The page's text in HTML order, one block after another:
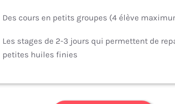
Des cours en petits groupes (4 élève
Les stages de 2-3 jours qui permettent de
petites huiles finies